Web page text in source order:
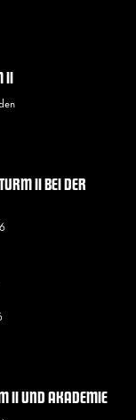
II
II BEI DER
II UND AKADEMIE